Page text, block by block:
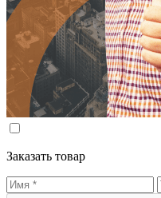
Заказать товар